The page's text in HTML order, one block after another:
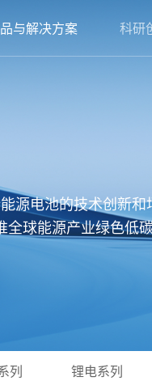
与解决方案 科研
源电池的技术创新
球能源产业绿色低
列 锂电系列